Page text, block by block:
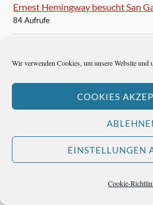
Wir verwenden Cookies, um unsere Website und
COOKIES
EINSTELLUNGEN
Cookie-
Ernest Hemingway besucht San
84 Aufrufe
83 Aufrufe
Im 100 Club wird die Musik ganz